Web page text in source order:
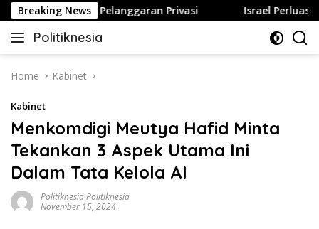
Skip
to
content
Breaking News
Berujung Pelanggaran Privasi Israel Perluas
Politiknesia
Politiknesia.com
Home Kabinet
Kabinet
Menkomdigi Meutya Hafid Minta
Tekankan 3 Aspek Utama Ini
Dalam Tata Kelola AI
Politiknesia Politiknesia
November 15, 2024